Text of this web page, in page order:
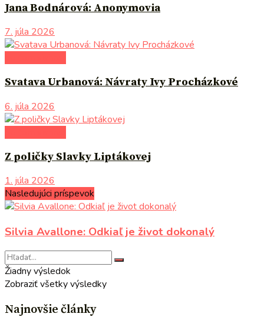
Jana Bodnárová: Anonymovia
7. júla 2026
Svatava Urbanová: Návraty Ivy Procházkové
6. júla 2026
Z poličky Slavky Liptákovej
1. júla 2026
Nasledujúci príspevok
Silvia Avallone: Odkiaľ je život dokonalý
Žiadny výsledok
Zobraziť všetky výsledky
Najnovšie články